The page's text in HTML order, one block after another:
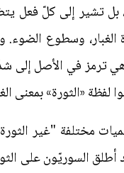
تشير إلى كلّ فعل
الغبار، وسطوع
ترمز في الأصل إلى
«الثورة» بمعنى
مختلفة "غير
أطلق السوريّون على